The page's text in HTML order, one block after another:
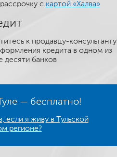
с картой «Халва»
к продавцу-консультанту
кредита в одном из
десяти банков
— бесплатно!
если я живу в Тульской
регионе?